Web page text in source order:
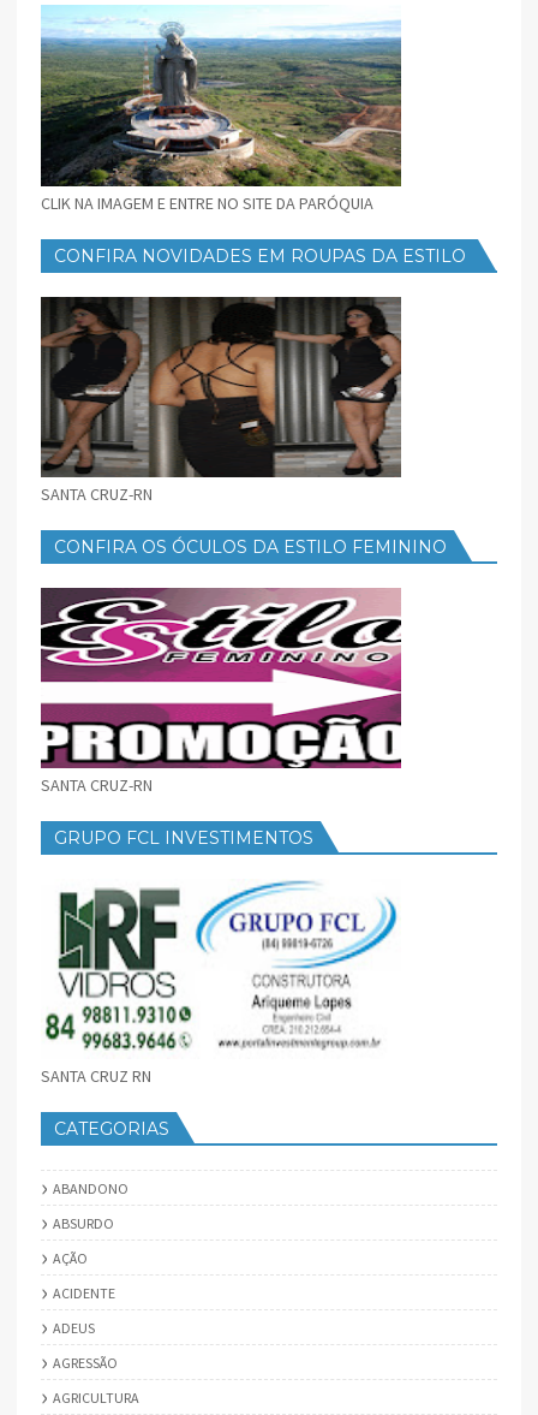
CLIK NA IMAGEM E ENTRE NO SITE DA PARÓQUIA
CONFIRA NOVIDADES EM ROUPAS DA ESTILO
SANTA CRUZ-RN
CONFIRA OS ÓCULOS DA ESTILO FEMININO
SANTA CRUZ-RN
GRUPO FCL INVESTIMENTOS
SANTA CRUZ RN
CATEGORIAS
ABANDONO
ABSURDO
AÇÃO
ACIDENTE
ADEUS
AGRESSÃO
AGRICULTURA